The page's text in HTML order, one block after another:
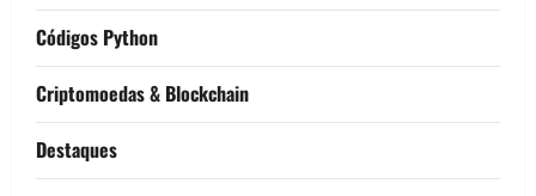
Códigos Python
Criptomoedas & Blockchain
Destaques